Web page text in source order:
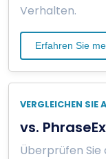
Verhalten.
Erfahren Sie
VERGLEICHEN SIE
vs.
Überprüfen Sie